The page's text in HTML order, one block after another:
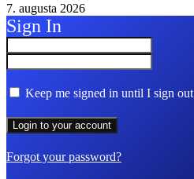
7. augusta 2026
Sign In
Keep me signed in until I sign out
Forgot your password?